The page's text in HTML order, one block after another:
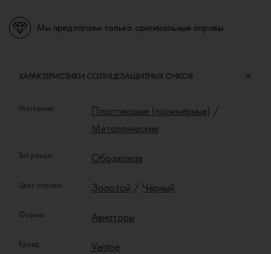
Мы предлагаем только оригинальные оправы
ХАРАКТЕРИСТИКИ СОЛНЦЕЗАЩИТНЫХ ОЧКОВ
Материал: Пластиковые (полимерные) /
Металлические
Тип рамки: Ободковая
Цвет оправы: Золотой / Чёрный
Форма: Авиаторы
Бренд: Ventoe